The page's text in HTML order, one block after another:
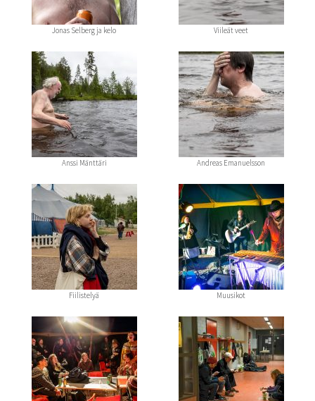
Jonas Selberg ja kelo Viileät veet
Anssi Mänttäri Andreas Emanuelsson
Fiilistelyä Muusikot